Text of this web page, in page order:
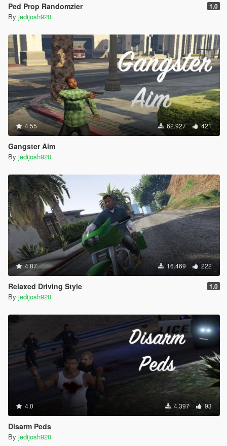
Ped Prop Randomzier 1.0
By jedijosh920
4.55 62.927 421
Gangster Aim
By jedijosh920
4.87 16.469 222
Relaxed Driving Style 1.0
By jedijosh920
4.0 4.397 93
Disarm Peds
By jedijosh920